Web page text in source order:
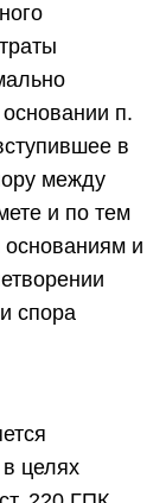
п.
в
между
и по тем
и
спора
целях